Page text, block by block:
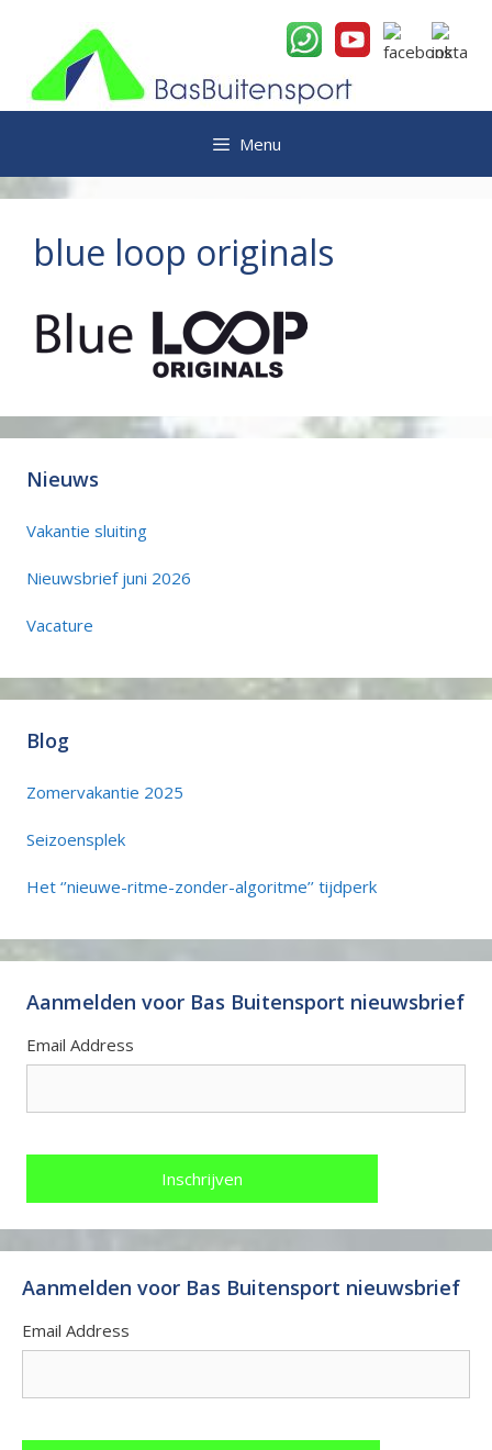
inhoud
Menu
blue loop originals
Nieuws
Vakantie sluiting
Nieuwsbrief juni 2026
Vacature
Blog
Zomervakantie 2025
Seizoensplek
Het ‘’nieuwe-ritme-zonder-algoritme’’ tijdperk
Aanmelden voor Bas Buitensport nieuwsbrief
Email Address
Aanmelden voor Bas Buitensport nieuwsbrief
Email Address